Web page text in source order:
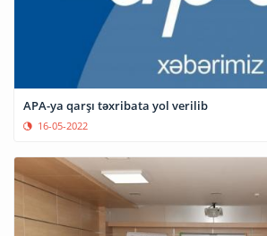
APA-ya qarşı təxribata yol verilib
16-05-2022